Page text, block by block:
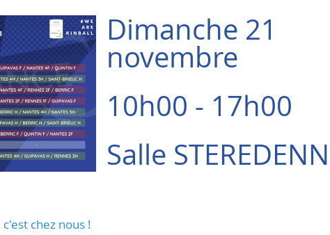
Dimanche 21
novembre
10h00 - 17h00
Salle STEREDENN
chez nous !